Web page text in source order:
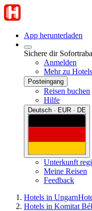
App herunterladen
Sichere dir
Anmelden
Mehr zu
Posteingang
Reisen buchen
Hilfe
Deutsch · EUR · DE
Unterkunft
Meine Reisen
Feedback
Hotels in Ungarn
Hotels in Komitat